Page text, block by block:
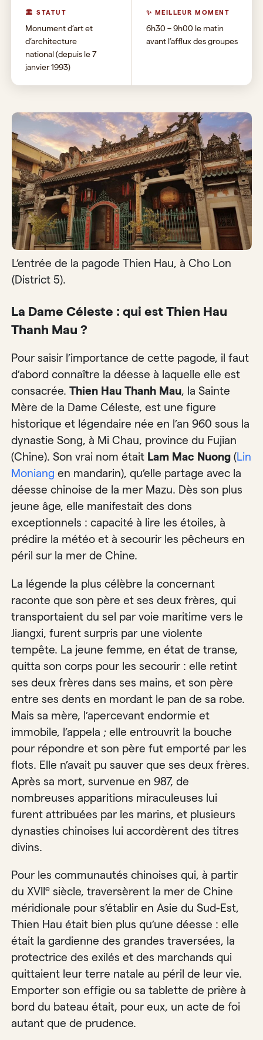
🏛 STATUT
Monument d’art et
d’architecture
national (depuis le 7
janvier 1993)
✨ MEILLEUR MOMENT
6h30 – 9h00 le matin
avant l’afflux des groupes
L’entrée de la pagode Thien Hau, à Cho Lon
(District 5).
La Dame Céleste : qui est Thien Hau
Thanh Mau ?
Pour saisir l’importance de cette pagode, il faut
d’abord connaître la déesse à laquelle elle est
consacrée.Thien Hau Thanh Mau, la Sainte
Mère de la Dame Céleste, est une figure
historique et légendaire née en l’an 960 sous la
dynastie Song, à Mi Chau, province du Fujian
(Chine). Son vrai nom était Lam Mac Nuong (Lin
Moniang en mandarin), qu’elle partage avec la
déesse chinoise de la mer Mazu. Dès son plus
jeune âge, elle manifestait des dons
exceptionnels : capacité à lire les étoiles, à
prédire la météo et à secourir les pêcheurs en
péril sur la mer de Chine.
La légende la plus célèbre la concernant
raconte que son père et ses deux frères, qui
transportaient du sel par voie maritime vers le
Jiangxi, furent surpris par une violente
tempête. La jeune femme, en état de transe,
quitta son corps pour les secourir : elle retint
ses deux frères dans ses mains, et son père
entre ses dents en mordant le pan de sa robe.
Mais sa mère, l’apercevant endormie et
immobile, l’appela ; elle entrouvrit la bouche
pour répondre et son père fut emporté par les
flots. Elle n’avait pu sauver que ses deux frères.
Après sa mort, survenue en 987, de
nombreuses apparitions miraculeuses lui
furent attribuées par les marins, et plusieurs
dynasties chinoises lui accordèrent des titres
divins.
Pour les communautés chinoises qui, à partir
du XVIIe siècle, traversèrent la mer de Chine
méridionale pour s’établir en Asie du Sud-Est,
Thien Hau était bien plus qu’une déesse : elle
était la gardienne des grandes traversées, la
protectrice des exilés et des marchands qui
quittaient leur terre natale au péril de leur vie.
Emporter son effigie ou sa tablette de prière à
bord du bateau était, pour eux, un acte de foi
autant que de prudence.